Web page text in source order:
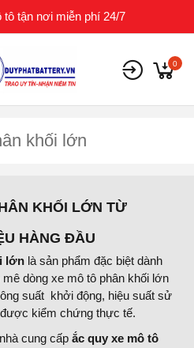
tô tận nơi miễn phí 24/7
0
khối lớn
KHỐI LỚN TỪ
HÀNG ĐẦU
lớn là sản phẩm đặc biệt dành
dòng xe mô tô phân khối lớn
suất khởi động, hiệu suất sử
kiểm chứng thực tế.
cung cấp ắc quy xe mô tô